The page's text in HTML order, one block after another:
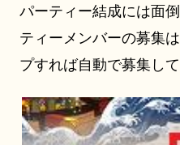
パーティー結成には面
ティーメンバーの募集
プすれば自動で募集して